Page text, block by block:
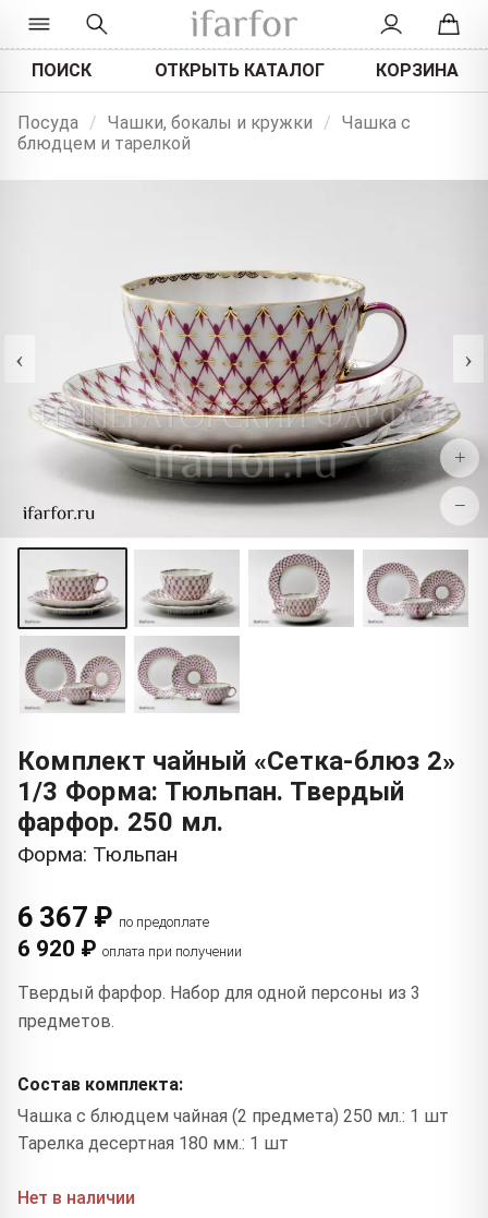
ПОИСК ОТКРЫТЬ КАТАЛОГ КОРЗИНА
Посуда / Чашки, бокалы и кружки / Чашка с
блюдцем и тарелкой
‹ ›
+
−
Комплект чайный «Сетка-блюз 2»
1/3 Форма: Тюльпан. Твердый
фарфор. 250 мл.
Форма: Тюльпан
6 367 ₽ по предоплате
6 920 ₽ оплата при получении
Твердый фарфор. Набор для одной персоны из 3
предметов.
Состав комплекта:
Чашка с блюдцем чайная (2 предмета) 250 мл.: 1 шт
Тарелка десертная 180 мм.: 1 шт
Нет в наличии